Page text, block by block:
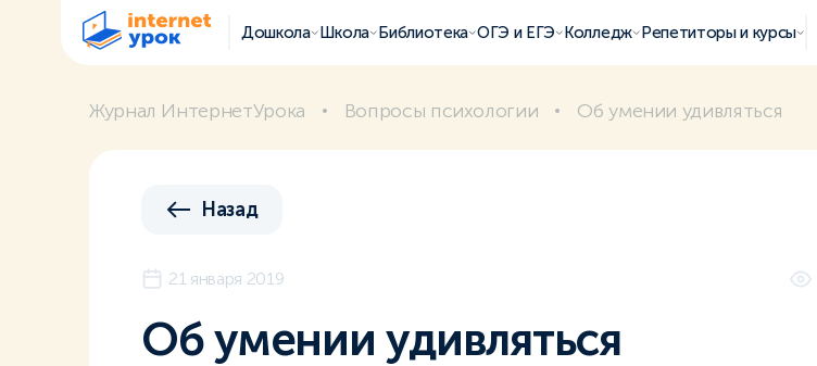
Дошкола Школа Библиотека ОГЭ и ЕГЭ Колледж Репетиторы и курсы
Журнал ИнтернетУрока Вопросы психологии Об умении удивляться
Назад
21 января 2019
Об умении удивляться